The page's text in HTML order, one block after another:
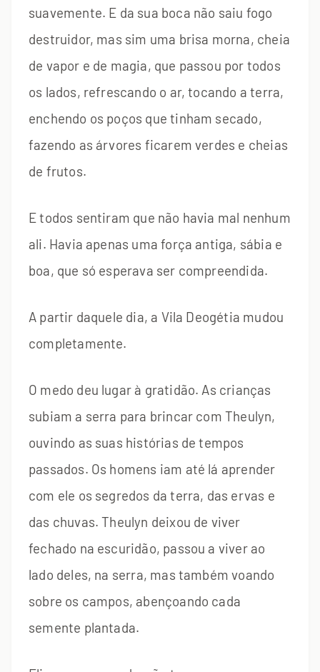
suavemente. E da sua boca não saiu fogo
destruidor, mas sim uma brisa morna, cheia
de vapor e de magia, que passou por todos
os lados, refrescando o ar, tocando a terra,
enchendo os poços que tinham secado,
fazendo as árvores ficarem verdes e cheias
de frutos.
E todos sentiram que não havia mal nenhum
ali. Havia apenas uma força antiga, sábia e
boa, que só esperava ser compreendida.
A partir daquele dia, a Vila Deogétia mudou
completamente.
O medo deu lugar à gratidão. As crianças
subiam a serra para brincar com Theulyn,
ouvindo as suas histórias de tempos
passados. Os homens iam até lá aprender
com ele os segredos da terra, das ervas e
das chuvas. Theulyn deixou de viver
fechado na escuridão, passou a viver ao
lado deles, na serra, mas também voando
sobre os campos, abençoando cada
semente plantada.